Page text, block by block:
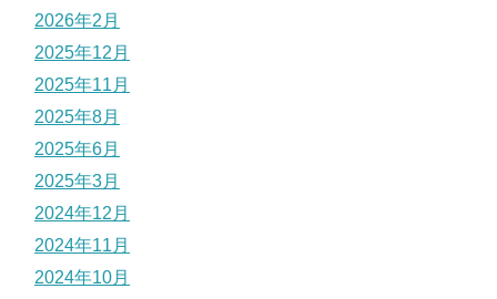
2026年2月
2025年12月
2025年11月
2025年8月
2025年6月
2025年3月
2024年12月
2024年11月
2024年10月